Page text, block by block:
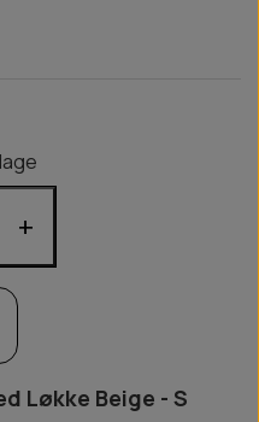
+
Løkke Beige - S